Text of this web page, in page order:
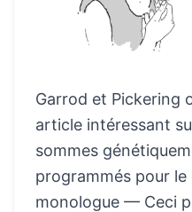
Garrod et Pickering
article intéressant
sommes
programmés pour
monologue — Ceci